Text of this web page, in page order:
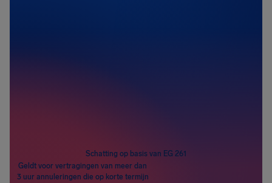
Schatting op basis van EG 261
Geldt voor vertragingen van meer dan
3 uur annuleringen die op korte termijn